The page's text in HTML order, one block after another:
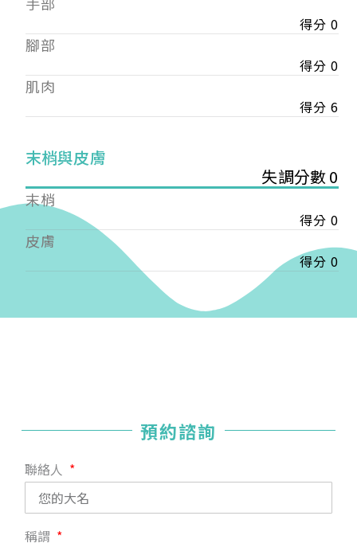
得分 0
腳部
得分 0
肌肉
得分 6
末梢與皮膚
失調分數 0
末梢
得分 0
皮膚
得分 0
預約諮詢
聯絡人
稱謂
會審核通過後即通知您進行繳費，繳費資訊如下
【會費】
個人會員:
入會費新臺幣1200元，於會員入會時繳納；常年會
費1200元，於每年度繳納。
費3000元，於每年度繳納。
戶名: 社團法人台灣自律神經健康培訓暨發展協會
帳號: 003-03-501566-2
銀行: (013) 國泰世華 南京東路分行